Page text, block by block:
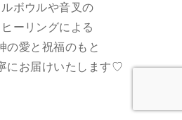
ボウルや音叉の
ーリングによる
の愛と祝福のもと
にお届けいたします♡